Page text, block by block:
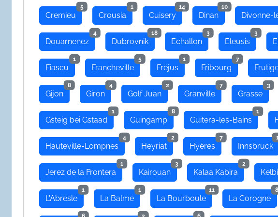
Cremieu
5
Crousia
1
Cuisery
14
Dinan
10
Divonne-
Douarnenez
4
Dubrovnik
18
Echallon
3
Eleusis
3
Fiascu
1
Francheville
5
Fréjus
1
Fribourg
7
Gijon
8
Giron
4
Golf Juan
2
Granville
7
Grasse
3
Gsteig bei Gstaad
1
Guingamp
8
Guitera-les-Bains
1
Hauteville-Lompnes
4
Heyriat
2
Hyères
7
Innsbruck
Jerez de la Frontera
1
Kairouan
3
Kalaa Kabira
2
L'Abresle
1
La Balme
1
La Bourboule
11
La Corogne
8